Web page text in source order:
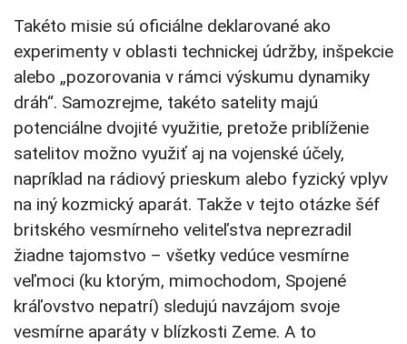
Takéto misie sú oficiálne deklarované ako
experimenty v oblasti technickej údržby, inšpekcie
alebo „pozorovania v rámci výskumu dynamiky
dráh“. Samozrejme, takéto satelity majú
potenciálne dvojité využitie, pretože priblíženie
satelitov možno využiť aj na vojenské účely,
napríklad na rádiový prieskum alebo fyzický vplyv
na iný kozmický aparát. Takže v tejto otázke šéf
britského vesmírneho veliteľstva neprezradil
žiadne tajomstvo – všetky vedúce vesmírne
veľmoci (ku ktorým, mimochodom, Spojené
kráľovstvo nepatrí) sledujú navzájom svoje
vesmírne aparáty v blízkosti Zeme. A to